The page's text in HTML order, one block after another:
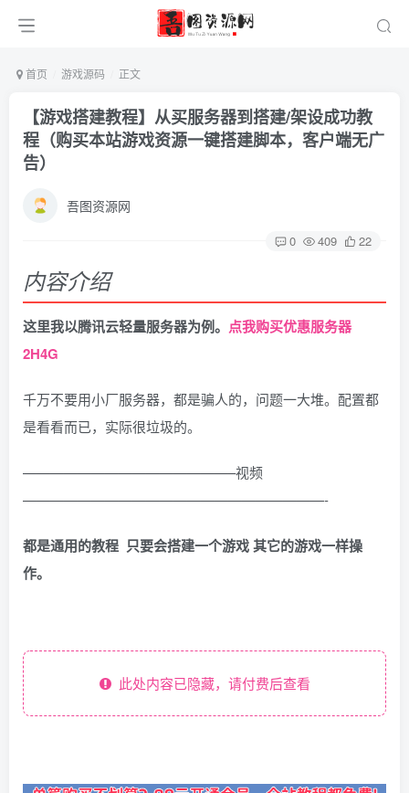
首页 游戏源码 正文
【游戏搭建教程】从买服务器到搭建/架设成功教
程（购买本站游戏资源一键搭建脚本，客户端无广
告）
吾图资源网
0 409 22
内容介绍
这里我以腾讯云轻量服务器为例。 点我购买优惠服务器
2H4G
千万不要用小厂服务器，都是骗人的，问题一大堆。配置都
是看看而已，实际很垃圾的。
———————————————–视频
——————————————————————-
都是通用的教程 只要会搭建一个游戏 其它的游戏一样操
作。
此处内容已隐藏，请付费后查看